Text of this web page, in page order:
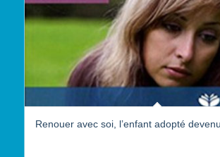
Renouer avec soi, l’enfant adopté